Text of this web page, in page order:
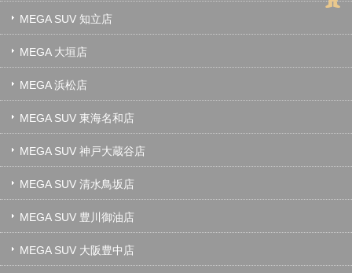
MEGA SUV 知立店
MEGA 大垣店
MEGA 浜松店
MEGA SUV 東海名和店
MEGA SUV 神戸大蔵谷店
MEGA SUV 清水鳥坂店
MEGA SUV 豊川御油店
MEGA SUV 大阪豊中店